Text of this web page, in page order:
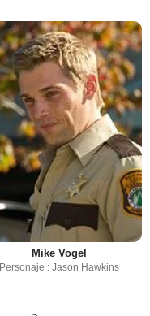
Mike Vogel
Personaje : Jason Hawkins